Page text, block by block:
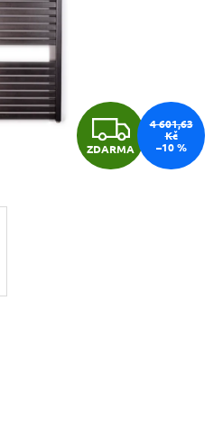
Z
D
ZDARMA
4 601,63
Kč
–10 %